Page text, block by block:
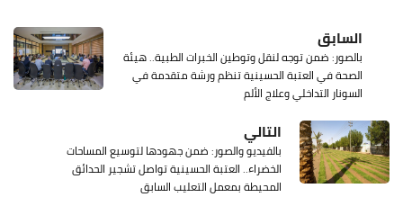
السابق
بالصور: ضمن توجه لنقل وتوطين الخبرات الطبية.. هيئة
الصحة في العتبة الحسينية تنظم ورشة متقدمة في
السونار التداخلي وعلاج الألم
التالي
بالفيديو والصور: ضمن جهودها لتوسيع المساحات
الخضراء.. العتبة الحسينية تواصل تشجير الحدائق
المحيطة بمعمل التعليب السابق